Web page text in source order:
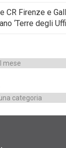
CR Firenze e
‘Terre degli